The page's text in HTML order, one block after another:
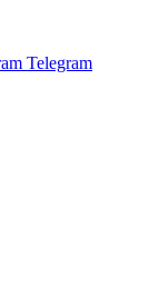
Telegram